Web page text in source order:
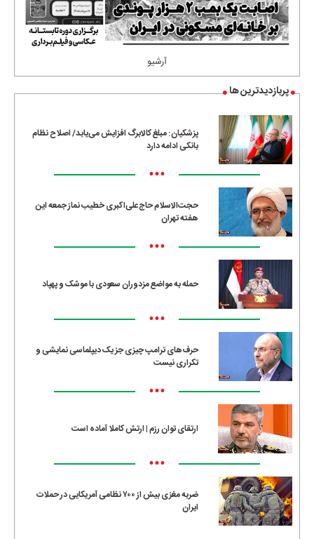
آرشیو
پربازدیدترین ها
پزشکیان: مبلغ کالابرگ افزایش می‌یابد/ اصلاح نظام
بانکی ادامه دارد
•••
حجت‌الاسلام حاج‌علی‌اکبری خطیب نماز جمعه این
هفته تهران
•••
حمله به مواضع مزدوران سعودی با موشک و پهپاد
•••
حرف‌های ترامپ چیزی جز یک دیپلماسی نمایشی و
تکراری نیست
•••
ارتقای توان رزم | ارتش کاملا آماده است
•••
ضربه مغزی بیش از ۷۰۰ نظامی آمریکایی در حملات
ایران